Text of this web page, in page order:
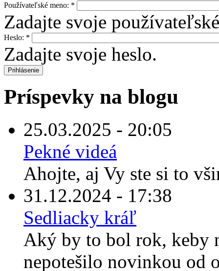
Používateľské meno: *
Zadajte svoje
Heslo: *
Zadajte svoje heslo.
Príspevky na blogu
25.03.2025 - 20:05
Pekné videá
Ahojte, aj Vy ste si to
31.12.2024 - 17:38
Sedliacky kráľ
Aký by to bol rok, keby
nepotešilo novinkou od